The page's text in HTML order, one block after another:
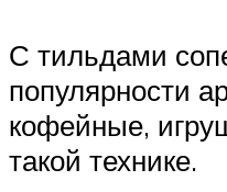
С тильдами
популярности
кофейные,
такой технике.